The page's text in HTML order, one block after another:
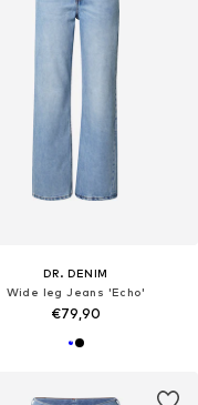
DR. DENIM
Wide leg Jeans 'Echo'
€79,90